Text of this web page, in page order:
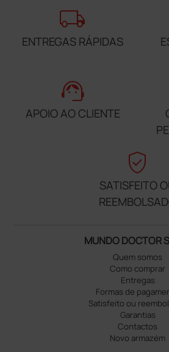
local_shipping
ENTREGAS RÁPIDAS
support_agent
APOIO AO CLIENTE
verified_user
SATISFEITO
MUNDO DOCTOR
Quem somos
Como comprar
Entregas
Formas de
Satisfeito ou
Garantias
Contactos
Novo armazém